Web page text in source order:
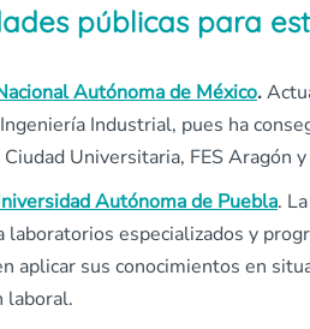
públicas para
Autónoma de México.
Industrial, pues ha
Universitaria, FES Aragón
Autónoma de Puebla.
laboratorios especializados y
aplicar sus conocimientos en
laboral.